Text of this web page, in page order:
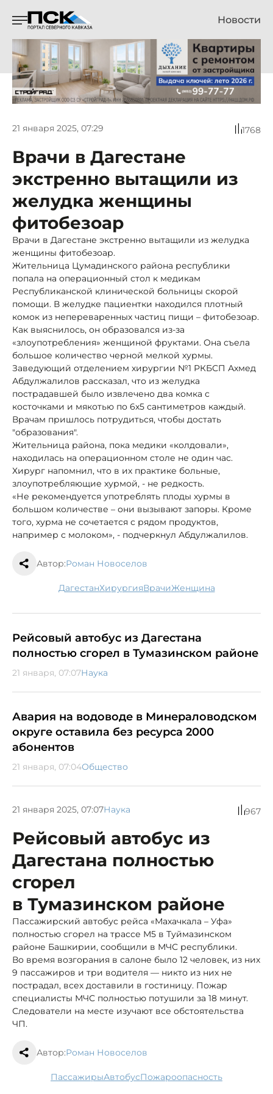
Новости
21 января 2025, 07:29 1768
Врачи в Дагестане
экстренно вытащили из
желудка женщины
фитобезоар
Врачи в Дагестане экстренно вытащили из желудка
женщины фитобезоар.
Жительница Цумадинского района республики
попала на операционный стол к медикам
Республиканской клинической больницы скорой
помощи. В желудке пациентки находился плотный
комок из непереваренных частиц пищи – фитобезоар.
Как выяснилось, он образовался из-за
«злоупотребления» женщиной фруктами. Она съела
большое количество черной мелкой хурмы.
Заведующий отделением хирургии №1 РКБСП Ахмед
Абдулжалилов рассказал, что из желудка
пострадавшей было извлечено два комка с
косточками и мякотью по 6х5 сантиметров каждый.
Врачам пришлось потрудиться, чтобы достать
"образования".
Жительница района, пока медики «колдовали»,
находилась на операционном столе не один час.
Хирург напомнил, что в их практике больные,
злоупотребляющие хурмой, - не редкость.
«Не рекомендуется употреблять плоды хурмы в
большом количестве – они вызывают запоры. Кроме
того, хурма не сочетается с рядом продуктов,
например с молоком», - подчеркнул Абдулжалилов.
Автор:Роман Новоселов
Дагестан хирургия врачи женщина
Рейсовый автобус из Дагестана
полностью сгорел в Тумазинском районе
21 января, 07:07Наука
Авария на водоводе в Минераловодском
округе оставила без ресурса 2000
абонентов
21 января, 07:04Общество
21 января 2025, 07:07Наука 967
Рейсовый автобус из
Дагестана полностью
сгорел
в Тумазинском районе
Пассажирский автобус рейса «Махачкала – Уфа»
полностью сгорел на трассе М5 в Туймазинском
районе Башкирии, сообщили в МЧС республики.
Во время возгорания в салоне было 12 человек, из них
9 пассажиров и три водителя — никто из них не
пострадал, всех доставили в гостиницу. Пожар
специалисты МЧС полностью потушили за 18 минут.
Следователи на месте изучают все обстоятельства
ЧП.
Автор:Роман Новоселов
пассажиры автобус пожароопасность